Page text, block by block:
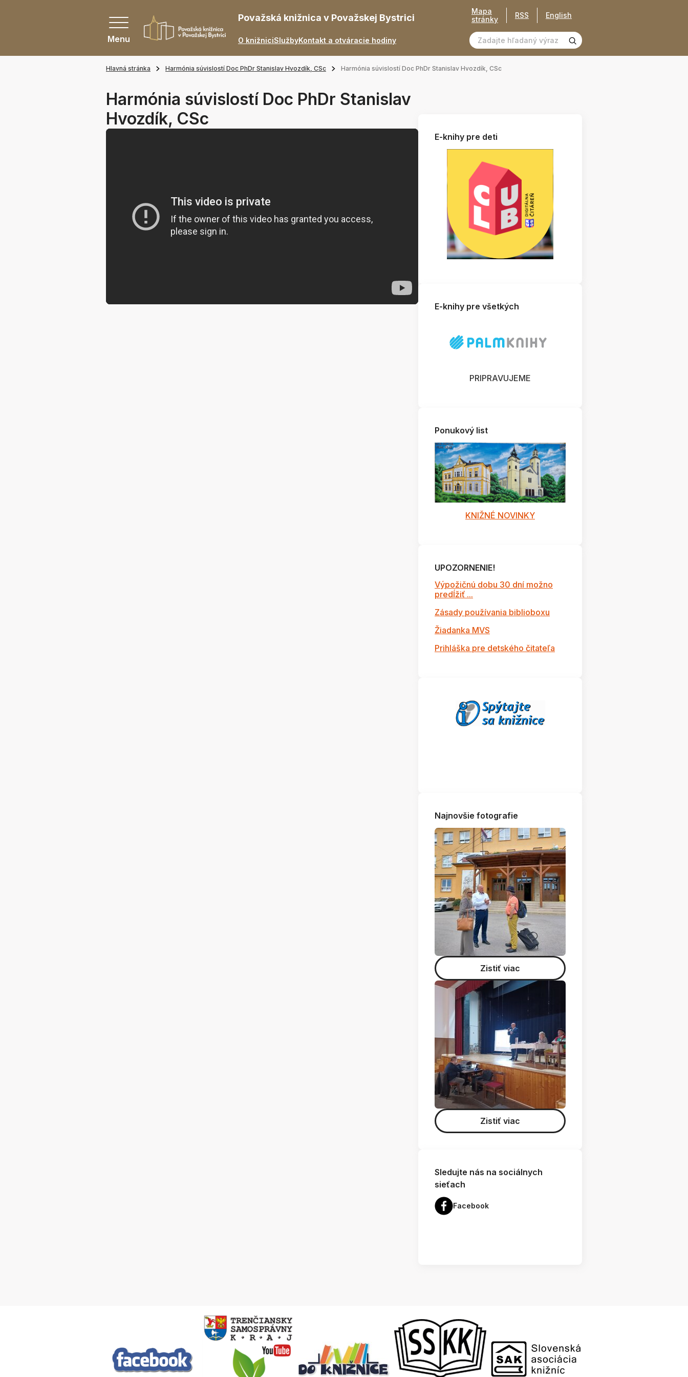
Menu
Považská knižnica v Považskej Bystrici
O knižniciSlužbyKontakt a otváracie hodiny
Mapa
stránky
RSS English
Hlavná stránka Harmónia súvislostí Doc PhDr Stanislav Hvozdík, CSc Harmónia súvislostí Doc PhDr Stanislav Hvozdík, CSc
Harmónia súvislostí Doc PhDr Stanislav
Hvozdík, CSc
E-knihy pre deti
E-knihy pre všetkých
PRIPRAVUJEME
Ponukový list
KNIŽNÉ NOVINKY
UPOZORNENIE!
Výpožičnú dobu 30 dní možno
predĺžiť ...
Zásady používania biblioboxu
Žiadanka MVS
Prihláška pre detského čitateľa
Najnovšie fotografie
Zistiť viac
Zistiť viac
Sledujte nás na sociálnych
sieťach
Facebook